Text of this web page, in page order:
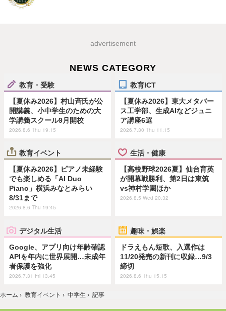
advertisement
NEWS CATEGORY
教育・受験
【夏休み2026】村山斉氏が公
開講義、小中学生のための大
学講義スクール9月開校
2026.8.6 Thu 19:15
教育ICT
【夏休み2026】東大メタバー
ス工学部、生成AIなどジュニ
ア講座6選
2026.7.30 Thu 11:15
教育イベント
【夏休み2026】ピアノ未経験
でも楽しめる「AI Duo
Piano」横浜みなとみらい
8/31まで
2026.8.6 Thu 19:45
生活・健康
【高校野球2026夏】仙台育英
が開幕戦勝利、第2日は東筑
vs神村学園ほか
2026.8.5 Wed 20:32
デジタル生活
Google、アプリ向け年齢確認
APIを年内に世界展開…未成年
者保護を強化
2026.7.31 Fri 13:45
趣味・娯楽
ドラえもん短歌、入選作は
11/20発売の新刊に収録…9/3
締切
2026.8.6 Thu 15:15
ホーム › 教育イベント › 中学生 › 記事